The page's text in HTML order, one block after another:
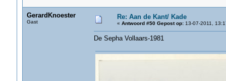
GerardKnoester
Gast
Re: Aan de Kant/ Kade
« Antwoord #50 Gepost op:13-07-2011,
De Sepha Vollaars-1981